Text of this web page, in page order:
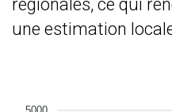
régionales, ce qui
une estimation